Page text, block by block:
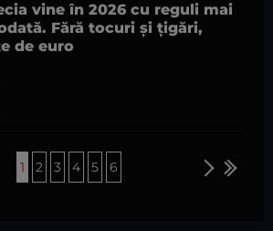
vine în 2026 cu reguli mai
Fără tocuri și țigări,
de euro
1 2 3 4 5 6